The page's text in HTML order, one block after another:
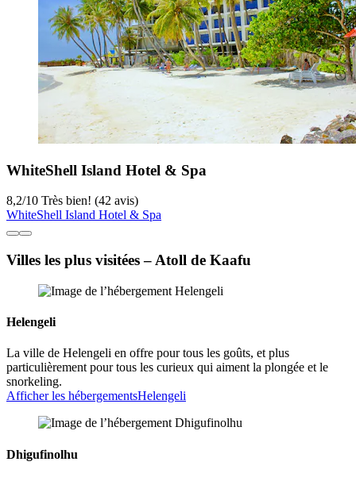
WhiteShell Island Hotel & Spa
8,2/10 Très bien! (42 avis)
WhiteShell Island Hotel & Spa
Villes les plus visitées – Atoll de Kaafu
Helengeli
La ville de Helengeli en offre pour tous les goûts, et plus
particulièrement pour tous les curieux qui aiment la plongée et le
snorkeling.
Afficher les hébergementsHelengeli
Dhigufinolhu